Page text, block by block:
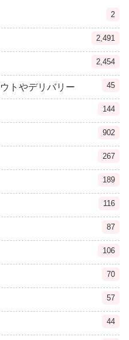
2
2,491
2,454
トやデリバリー 45
144
902
267
189
116
87
106
70
57
44